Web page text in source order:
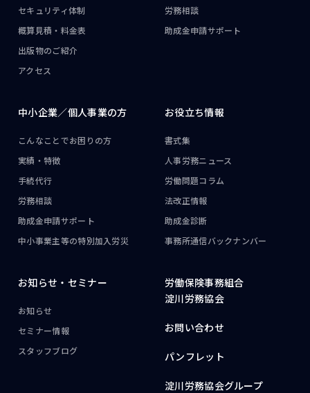
セキュリティ体制
概算見積・料金表
出版物のご紹介
アクセス
労務相談
助成金申請サポート
中小企業／個人事業の方
こんなことでお困りの方
実績・特徴
手続代行
労務相談
助成金申請サポート
中小事業主等の特別加入労災
お役立ち情報
書式集
人事労務ニュース
労働問題コラム
法改正情報
助成金診断
事務所通信バックナンバー
お知らせ・ セミナー
お知らせ
セミナー情報
スタッフブログ
労働保険事務組合
淀川労務協会
お問い合わせ
パンフレット
淀川労務協会グループ